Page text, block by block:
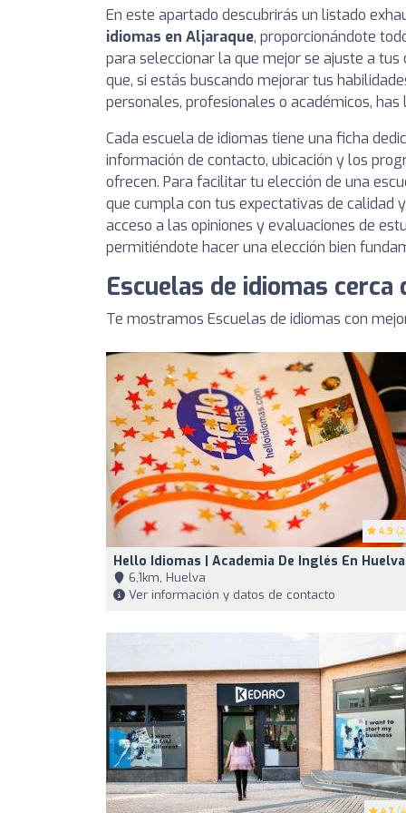
En este apartado descubrirás un listado
idiomas en Aljaraque, proporcionándote
para seleccionar la que mejor se ajuste a tus
que, si estás buscando mejorar tus
personales, profesionales o académicos,
Cada escuela de idiomas tiene una ficha
información de contacto, ubicación y los
ofrecen. Para facilitar tu elección de una
que cumpla con tus expectativas de calidad
acceso a las opiniones y evaluaciones de
permitiéndote hacer una elección bien
Escuelas de idiomas cerca
Te mostramos Escuelas de idiomas con
4.9
Hello Idiomas | Academia De Inglés En Huelva
6,1km, Huelva
Ver información y datos de contacto